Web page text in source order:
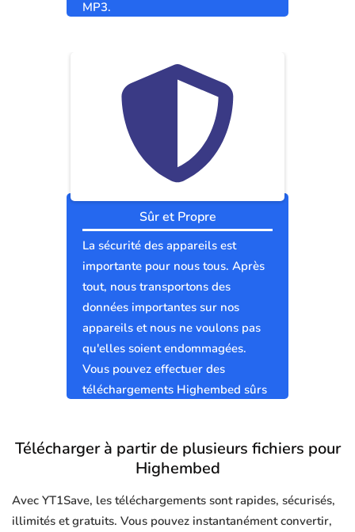
MP3.
Sûr et Propre
La sécurité des appareils est
importante pour nous tous. Après
tout, nous transportons des
données importantes sur nos
appareils et nous ne voulons pas
qu'elles soient endommagées.
Vous pouvez effectuer des
téléchargements Highembed sûrs
Télécharger à partir de plusieurs fichiers pour
Highembed
Avec YT1Save, les téléchargements sont rapides, sécurisés,
illimités et gratuits. Vous pouvez instantanément convertir,